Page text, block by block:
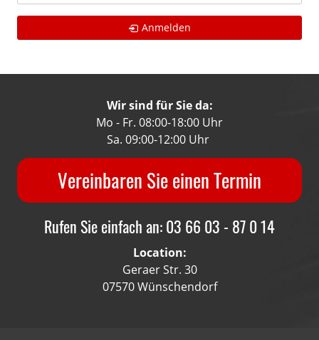
Anmelden
Wir sind für Sie da:
Mo - Fr. 08:00-18:00 Uhr
Sa. 09:00-12:00 Uhr
Vereinbaren Sie einen Termin
Rufen Sie einfach an: 03 66 03 - 87 0 14
Location:
Geraer Str. 30
07570 Wünschendorf